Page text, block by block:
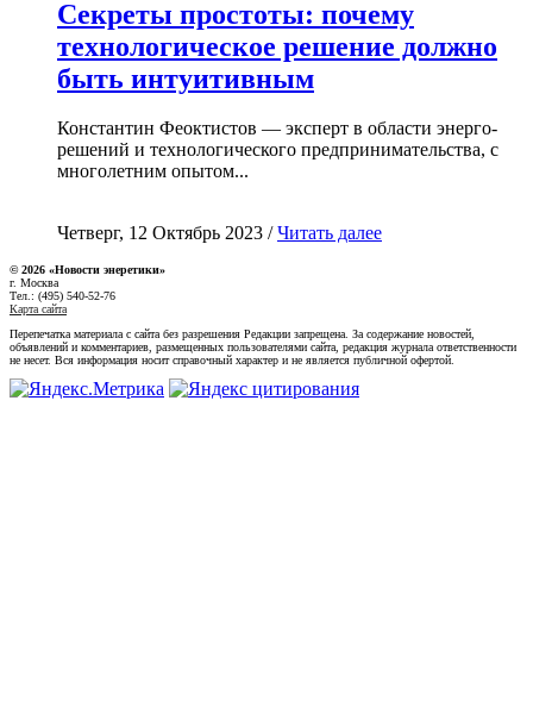
Секреты простоты: почему
технологическое решение должно
быть интуитивным
Константин Феоктистов — эксперт в области энерго-
решений и технологического предпринимательства, с
многолетним опытом...
Четверг, 12 Октябрь 2023 /Читать далее
© 2026 «Новости энеретики»
г. Москва
Тел.: (495) 540-52-76
Карта сайта
Перепечатка материала с сайта без разрешения Редакции запрещена. За содержание новостей,
объявлений и комментариев, размещенных пользователями сайта, редакция журнала ответственности
не несет. Вся информация носит справочный характер и не является публичной офертой.